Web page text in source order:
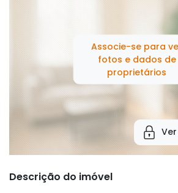
Associe-se para
fotos e dados de
proprietários
Descrição do imóvel